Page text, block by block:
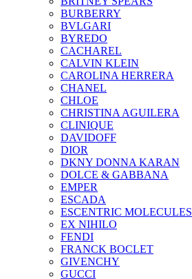
BURBERRY
BVLGARI
BYREDO
CACHAREL
CALVIN KLEIN
CAROLINA HERRERA
CHANEL
CHLOE
CHRISTINA AGUILERA
CLINIQUE
DAVIDOFF
DIOR
DKNY DONNA KARAN
DOLCE & GABBANA
EMPER
ESCADA
ESCENTRIC MOLECULES
EX NIHILO
FENDI
FRANCK BOCLET
GIVENCHY
GUCCI